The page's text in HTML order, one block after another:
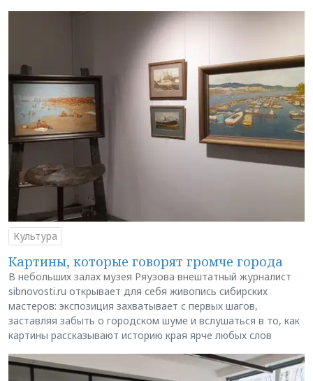
Культура
Картины, которые говорят громче города
В небольших залах музея Ряузова внештатный журналист
sibnovosti.ru открывает для себя живопись сибирских
мастеров: экспозиция захватывает с первых шагов,
заставляя забыть о городском шуме и вслушаться в то, как
картины рассказывают историю края ярче любых слов